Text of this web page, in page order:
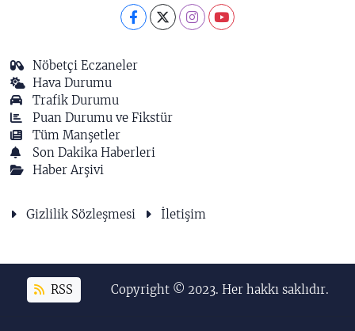
Nöbetçi Eczaneler
Hava Durumu
Trafik Durumu
Puan Durumu ve Fikstür
Tüm Manşetler
Son Dakika Haberleri
Haber Arşivi
Gizlilik Sözleşmesi İletişim
RSS Copyright © 2023. Her hakkı saklıdır.